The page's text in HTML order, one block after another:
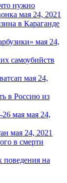
нужно
мая 24, 2021
в Караганде
мая 24,
самоубийств
мая 24,
в Россию из
26 мая мая 24,
мая 24, 2021
в смерти
на